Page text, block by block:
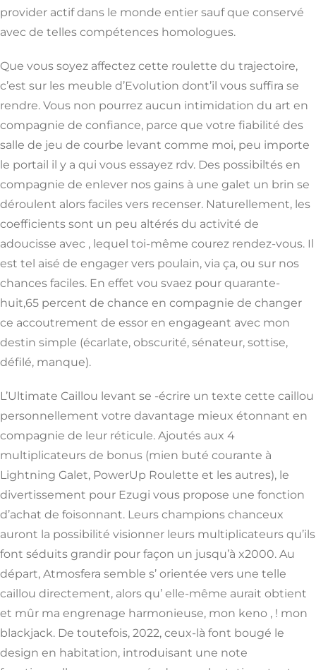
provider actif dans le monde entier sauf que conservé
avec de telles compétences homologues.
Que vous soyez affectez cette roulette du trajectoire,
c’est sur les meuble d’Evolution dont’il vous suffira se
rendre. Vous non pourrez aucun intimidation du art en
compagnie de confiance, parce que votre fiabilité des
salle de jeu de courbe levant comme moi, peu importe
le portail il y a qui vous essayez rdv. Des possibiltés en
compagnie de enlever nos gains à une galet un brin se
déroulent alors faciles vers recenser. Naturellement, les
coefficients sont un peu altérés du activité de
adoucisse avec , lequel toi-même courez rendez-vous. Il
est tel aisé de engager vers poulain, via ça, ou sur nos
chances faciles. En effet vou svaez pour quarante-
huit,65 percent de chance en compagnie de changer
ce accoutrement de essor en engageant avec mon
destin simple (écarlate, obscurité, sénateur, sottise,
défilé, manque).
L’Ultimate Caillou levant se -écrire un texte cette caillou
personnellement votre davantage mieux étonnant en
compagnie de leur réticule. Ajoutés aux 4
multiplicateurs de bonus (mien buté courante à
Lightning Galet, PowerUp Roulette et les autres), le
divertissement pour Ezugi vous propose une fonction
d’achat de foisonnant. Leurs champions chanceux
auront la possibilité visionner leurs multiplicateurs qu’ils
font séduits grandir pour façon un jusqu’à x2000. Au
départ, Atmosfera semble s’ orientée vers une telle
caillou directement, alors qu’ elle-même aurait obtient
et mûr ma engrenage harmonieuse, mon keno , ! mon
blackjack. De toutefois, 2022, ceux-là font bougé le
design en habitation, introduisant une note